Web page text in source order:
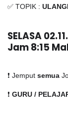
✅ TOPIK :
SELASA
Jam 8:15
❗️ Jemput semua
❗️ GURU /